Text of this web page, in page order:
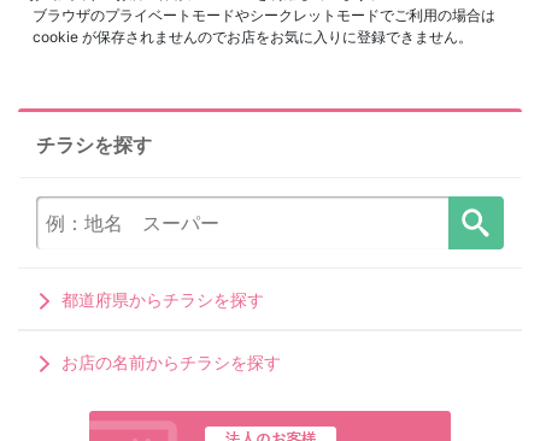
ブラウザのプライベートモードやシークレットモードでご利用の場合は
cookie が保存されませんのでお店をお気に入りに登録できません。
チラシを探す
都道府県からチラシを探す
お店の名前からチラシを探す